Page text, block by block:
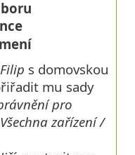
Filip s domovskou
mu sady
pro
Všechna zařízení /